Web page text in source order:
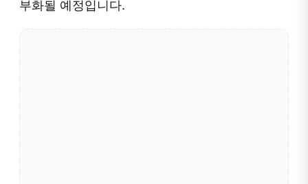
부화될 예정입니다.